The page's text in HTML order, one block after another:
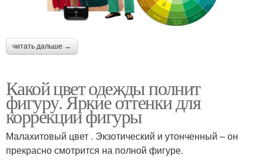
читать дальше →
Какой цвет одежды полнит
фигуру. Яркие оттенки для
коррекции фигуры
Малахитовый цвет . Экзотический и утонченный – он
прекрасно смотрится на полной фигуре.